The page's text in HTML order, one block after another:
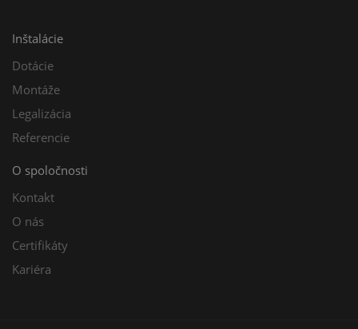
Inštalácie
Dotácie
Montáže
Legalizácia
Referencie
O spoločnosti
Kontakt
O nás
Certifikáty
Kariéra